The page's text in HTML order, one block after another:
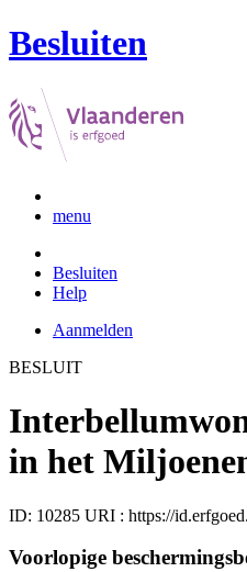
Besluiten
menu
Besluiten
Help
Aanmelden
BESLUIT
in het
ID: 10285 URI : https://
Voorlopige